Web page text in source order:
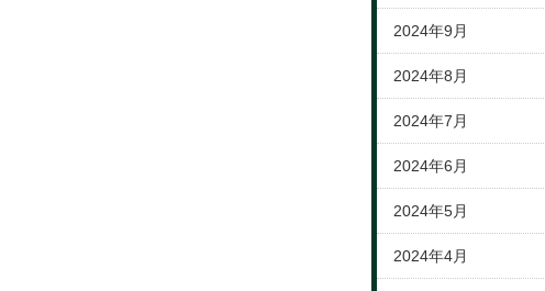
2024年9月
2024年8月
2024年7月
2024年6月
2024年5月
2024年4月